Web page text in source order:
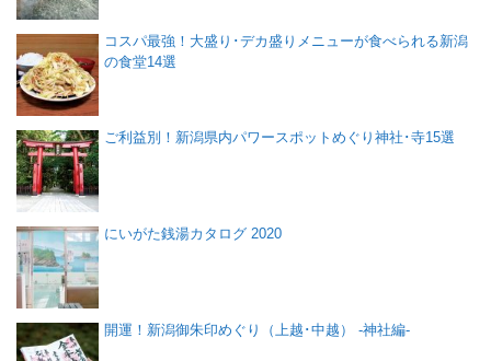
コスパ最強！大盛り･デカ盛りメニューが食べられる新潟
の食堂14選
ご利益別！新潟県内パワースポットめぐり神社･寺15選
にいがた銭湯カタログ 2020
開運！新潟御朱印めぐり（上越･中越） -神社編-